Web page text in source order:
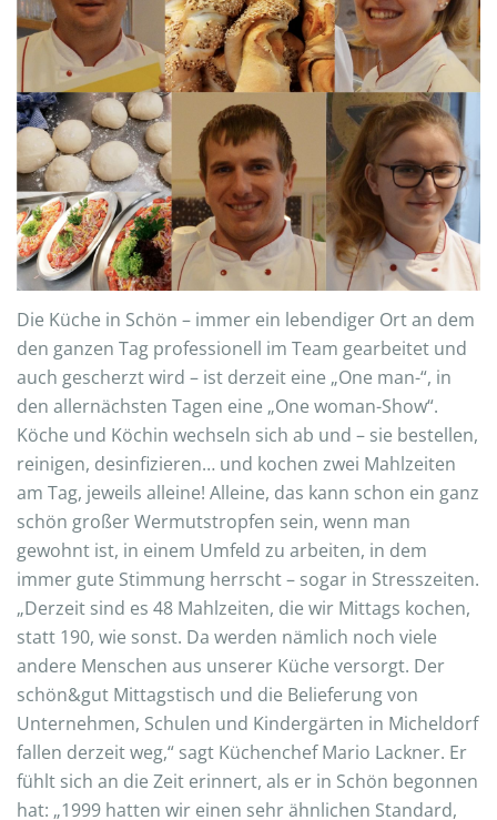
Die Küche in Schön – immer ein lebendiger Ort an dem
den ganzen Tag professionell im Team gearbeitet und
auch gescherzt wird – ist derzeit eine „One man-“, in
den allernächsten Tagen eine „One woman-Show“.
Köche und Köchin wechseln sich ab und – sie bestellen,
reinigen, desinfizieren… und kochen zwei Mahlzeiten
am Tag, jeweils alleine! Alleine, das kann schon ein ganz
schön großer Wermutstropfen sein, wenn man
gewohnt ist, in einem Umfeld zu arbeiten, in dem
immer gute Stimmung herrscht – sogar in Stresszeiten.
„Derzeit sind es 48 Mahlzeiten, die wir Mittags kochen,
statt 190, wie sonst. Da werden nämlich noch viele
andere Menschen aus unserer Küche versorgt. Der
schön&gut Mittagstisch und die Belieferung von
Unternehmen, Schulen und Kindergärten in Micheldorf
fallen derzeit weg,“ sagt Küchenchef Mario Lackner. Er
fühlt sich an die Zeit erinnert, als er in Schön begonnen
hat: „1999 hatten wir einen sehr ähnlichen Standard,